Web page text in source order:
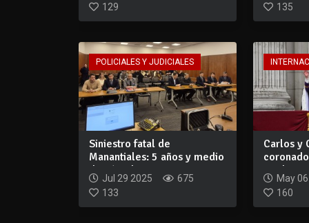
129
135
POLICIALES Y JUDICIALES
Siniestro fatal de
Manantiales: 5 años y medio
de cárcel par...
Jul 29 2025
675
133
Carlos y
Unido
May
160